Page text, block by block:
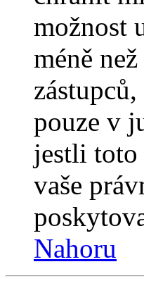
možnost
méně
pouze v
jestli toto
vaše
Nahoru